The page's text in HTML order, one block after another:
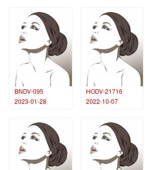
BNDV-095
2023-01-28
HODV-21716
2022-10-07